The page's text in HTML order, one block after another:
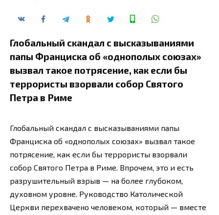
Глобальный скандал с высказываниями
папы Франциска об «однополых союзах»
вызвал такое потрясение, как если бы
террористы взорвали собор Святого
Петра в Риме
Глобальный скандал с высказываниями папы
Франциска об «однополых союзах» вызвал такое
потрясение, как если бы террористы взорвали
собор Святого Петра в Риме. Впрочем, это и есть
разрушительный взрыв — на более глубоком,
духовном уровне. Руководство Католической
Церкви перехвачено человеком, который — вместе